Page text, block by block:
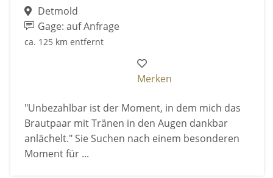
Detmold
Gage: auf Anfrage
ca. 125 km entfernt
Merken
"Unbezahlbar ist der Moment, in dem mich das
Brautpaar mit Tränen in den Augen dankbar
anlächelt." Sie Suchen nach einem besonderen
Moment für ...